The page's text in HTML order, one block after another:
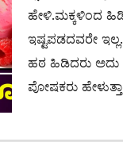
ಹೇಳಿ.ಮಕ್ಕಳಿಂದ
ಇಷ್ಟಪಡದವರೇ
ಹಠ ಹಿಡಿದರು ಅದು
ಪೋಷಕರು